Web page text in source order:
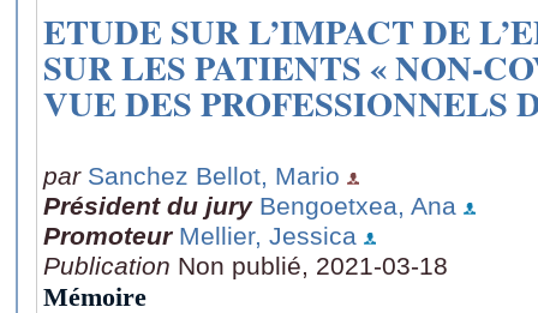
ETUDE SUR L’IMPACT DE
SUR LES PATIENTS « NON-
VUE DES PROFESSIONNELS
par Sanchez Bellot, Mario
Président du jury Bengoetxea, Ana
Promoteur Mellier, Jessica
Publication Non publié, 2021-03-18
Mémoire